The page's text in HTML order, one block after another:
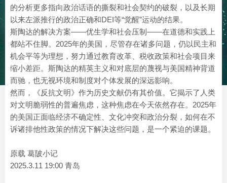
的分析更多指向政治话语的撕裂和社会契约的破裂，以及长期
以来左派推行的政治正确和DEI等“觉醒”运动的结果。
斯陶达的解决方案——优生学和社会压制——在道德和实践上
都站不住脚。2025年的美国，尽管存在诸多问题，仍以民主和
机会平等为理想，努力通过教育改革、税收政策和社会项目来
缩小差距。斯陶达的精英主义和对底层的蔑视与美国精神背道
而驰，也无视环境和制度对个体发展的深远影响。
然而，《反抗文明》作为历史文献仍有其价值。它揭示了人类
对文明脆弱性的普遍焦虑，这种焦虑在今天依然存在。2025年
的美国正面临经济不确定性、文化冲突和政治分裂，如何在不
诉诸排他性政策的情况下解决这些问题，是一个紧迫的课题。
原载 葛陂小记
2025.3.11 19:00 青岛